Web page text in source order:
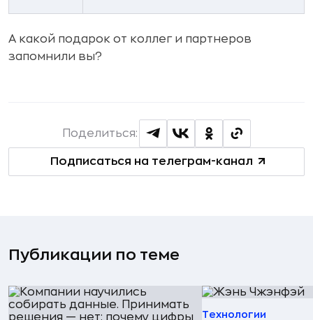
А какой подарок от коллег и партнеров
запомнили вы?
Подписаться на телеграм-канал
Поделиться:
Публикации по теме
Технологии